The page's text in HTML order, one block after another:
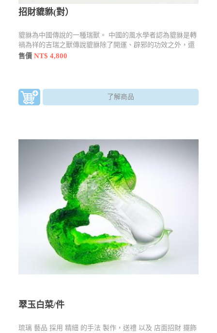
招財貔貅(對）
貔貅為中國傳說的一種瑞獸。 中國的風水學者認為貔貅是轉
禍為祥的吉瑞之獸傳說貔貅除了開運、辟邪的功效之外，還
有鎮宅、化太歲等作用。
售價NT$ 4,800
了解商品
翠玉白菜/件
琉璃 藝品 採用 精細 的手法 製作，送禮 以及 店面招財 擺飾